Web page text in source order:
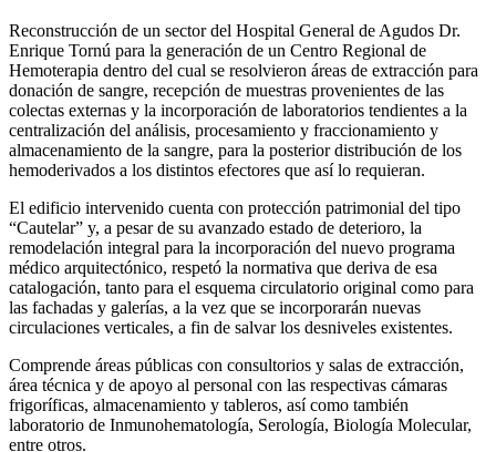
Reconstrucción de un sector del Hospital General de Agudos Dr.
Enrique Tornú para la generación de un Centro Regional de
Hemoterapia dentro del cual se resolvieron áreas de extracción para
donación de sangre, recepción de muestras provenientes de las
colectas externas y la incorporación de laboratorios tendientes a la
centralización del análisis, procesamiento y fraccionamiento y
almacenamiento de la sangre, para la posterior distribución de los
hemoderivados a los distintos efectores que así lo requieran.
El edificio intervenido cuenta con protección patrimonial del tipo
“Cautelar” y, a pesar de su avanzado estado de deterioro, la
remodelación integral para la incorporación del nuevo programa
médico arquitectónico, respetó la normativa que deriva de esa
catalogación, tanto para el esquema circulatorio original como para
las fachadas y galerías, a la vez que se incorporarán nuevas
circulaciones verticales, a fin de salvar los desniveles existentes.
Comprende áreas públicas con consultorios y salas de extracción,
área técnica y de apoyo al personal con las respectivas cámaras
frigoríficas, almacenamiento y tableros, así como también
laboratorio de Inmunohematología, Serología, Biología Molecular,
entre otros.